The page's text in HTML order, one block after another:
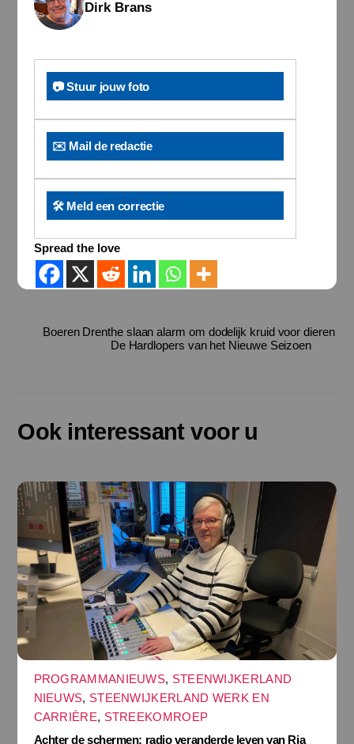
Dirk Brans
📷 Stuur jouw foto
✉️ Mail de redactie
🛠️ Meld een correctie
Spread the love
Boeren Drenthe slaan alarm om dodelijk kruid voor dieren
De Hardlopers van het Nieuwe Seizoen
Ook interessant voor u
PROGRAMMANIEUWS, STEENWIJKERLAND
NIEUWS, STEENWIJKERLAND WERK EN
CARRIÈRE, STREEKOMROEP
Achter de schermen: radio veranderde leven van Ria